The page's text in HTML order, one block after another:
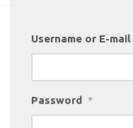
Username or E-mail
Password *